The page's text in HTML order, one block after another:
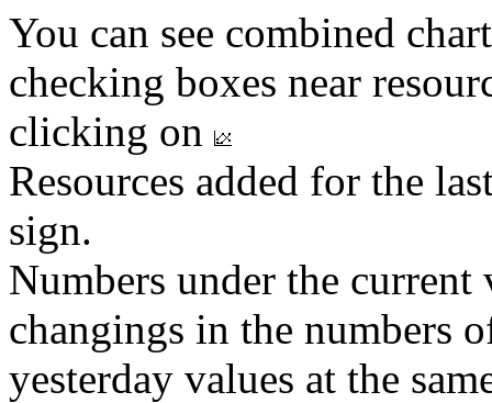
You can see combined
checking boxes near
clicking on
Resources added for the
sign.
Numbers under the
changings in the numbers
yesterday values at the